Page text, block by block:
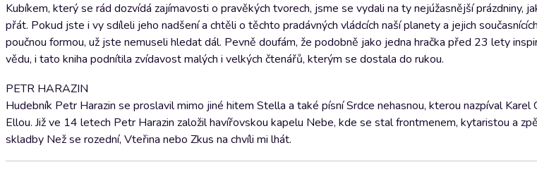
Kubíkem, který se rád dozvídá zajímavosti o pravěkých tvorech, jsme se vydali na ty nejúžasnější prázdniny,
přát. Pokud jste i vy sdíleli jeho nadšení a chtěli o těchto pradávných vládcích naší planety a jejich
poučnou formou, už jste nemuseli hledat dál. Pevně doufám, že podobně jako jedna hračka před 23 lety
vědu, i tato kniha podnítila zvídavost malých i velkých čtenářů, kterým se dostala do rukou.
PETR HARAZIN
Hudebník Petr Harazin se proslavil mimo jiné hitem Stella a také písní Srdce nehasnou, kterou nazpíval
Ellou. Již ve 14 letech Petr Harazin založil havířovskou kapelu Nebe, kde se stal frontmenem, kytaristou a
skladby Než se rozední, Vteřina nebo Zkus na chvíli mi lhát.